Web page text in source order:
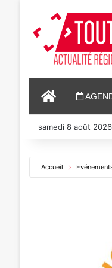
ACCUEIL
samedi 8 août 2026
Accueil